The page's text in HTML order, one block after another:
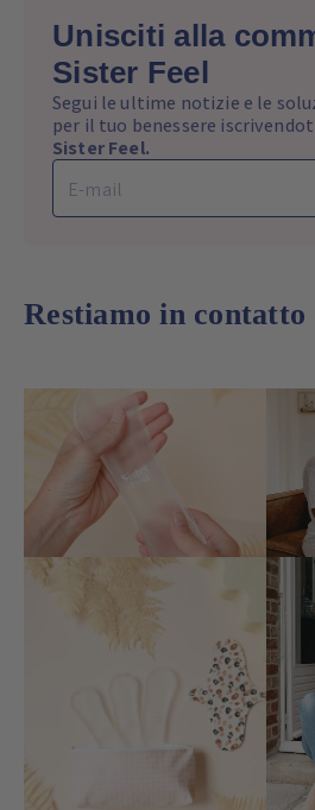
Unisciti alla
Sister Feel
Segui le ultime notizie e le
per il tuo benessere
Sister Feel.
Restiamo in contatto